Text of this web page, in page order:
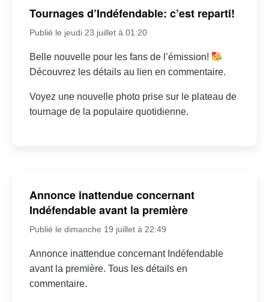
Tournages d’Indéfendable: c’est reparti!
Publié le jeudi 23 juillet à 01:20
Belle nouvelle pour les fans de l’émission!
Découvrez les détails au lien en commentaire.
Voyez une nouvelle photo prise sur le plateau de
tournage de la populaire quotidienne.
Annonce inattendue concernant
Indéfendable avant la première
Publié le dimanche 19 juillet à 22:49
Annonce inattendue concernant Indéfendable
avant la première. Tous les détails en
commentaire.